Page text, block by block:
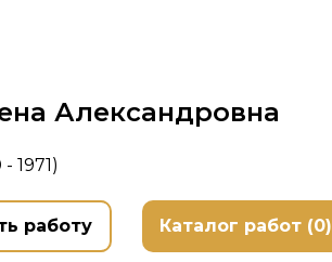
Александровна
1971)
работу Каталог работ (0)